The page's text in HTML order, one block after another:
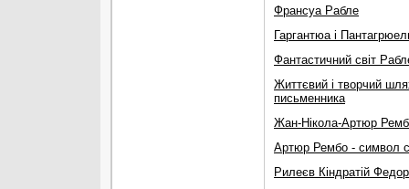
Франсуа Рабле
Гаргантюа і
Фантастичний світ
Життєвий і творчий
письменника
Жан-Нікола-Артюр
Артюр Рембо - символ
Рилеєв Кіндратій